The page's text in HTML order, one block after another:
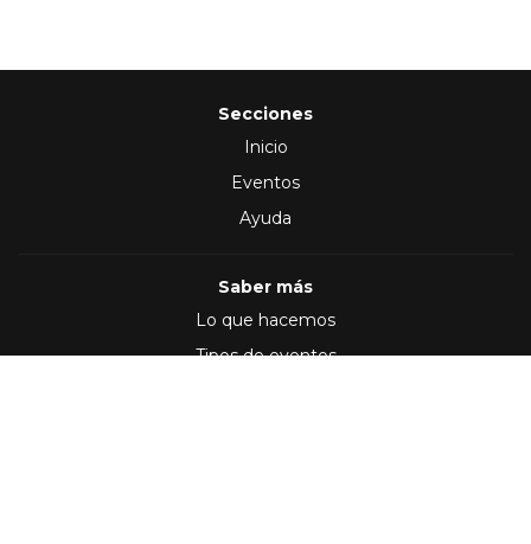
Secciones
Inicio
Eventos
Ayuda
Saber más
Lo que hacemos
Tipos de eventos